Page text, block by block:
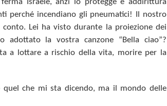
Israele, anzi lo protegge e addirittura
perché incendiano gli pneumatici!
Il nostro
conto. Lei ha visto durante la proiezione dei
adottato la vostra canzone “Bella ciao”?
a lottare a rischio della vita, morire per la
quel che mi sta dicendo, ma il mondo delle